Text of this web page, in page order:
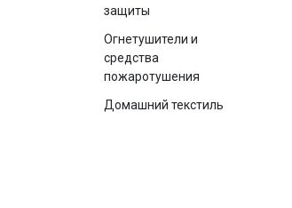
защиты
Огнетушители и
средства
пожаротушения
Домашний текстиль